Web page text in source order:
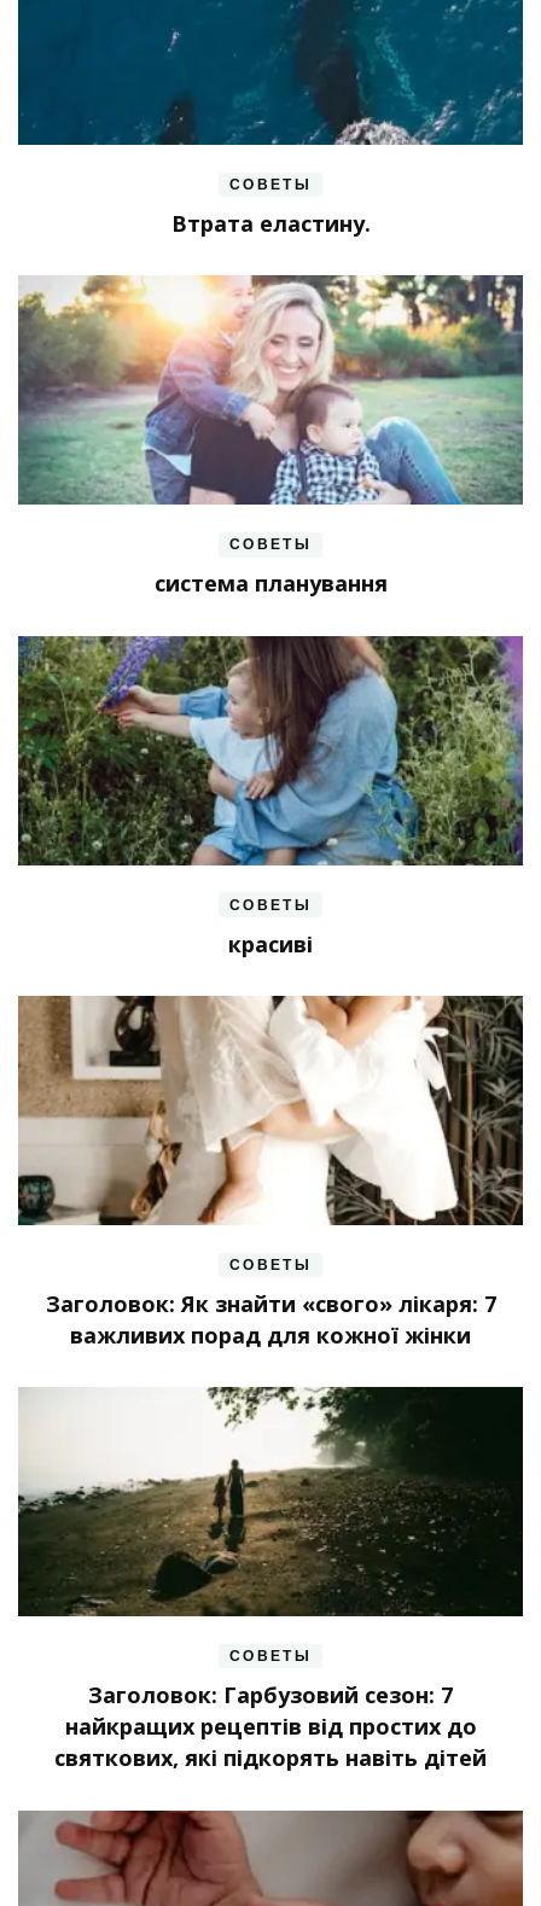
СОВЕТЫ
Втрата еластину.
СОВЕТЫ
система планування
СОВЕТЫ
красиві
СОВЕТЫ
Заголовок: Як знайти «свого» лікаря: 7
важливих порад для кожної жінки
СОВЕТЫ
Заголовок: Гарбузовий сезон: 7
найкращих рецептів від простих до
святкових, які підкорять навіть дітей